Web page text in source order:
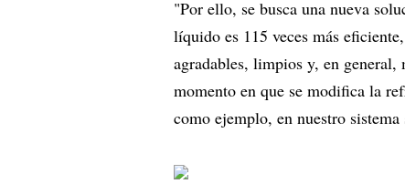
"Por ello, se busca una nueva
líquido es 115 veces más
agradables, limpios y, en general,
momento en que se modifica la
como ejemplo, en nuestro sistema